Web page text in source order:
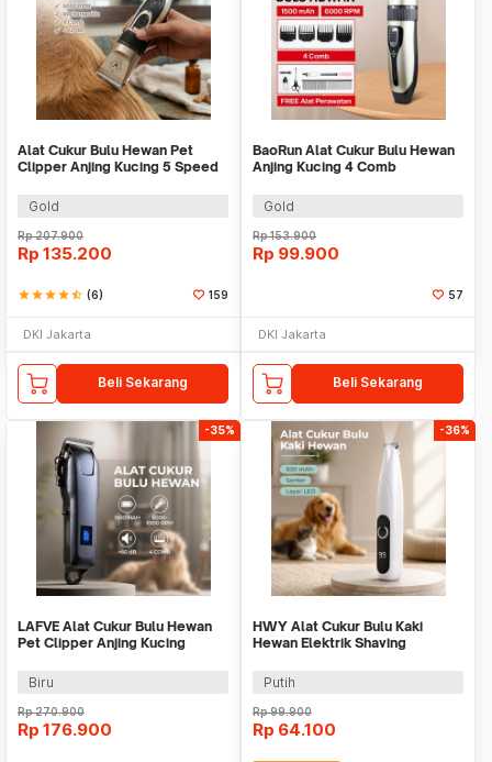
Alat Cukur Bulu Hewan Pet
Clipper Anjing Kucing 5 Speed
Gold
Rp207.900
Rp 135.200
starstarstarstarstar_half (6) 159
DKI Jakarta
Beli Sekarang
BaoRun Alat Cukur Bulu Hewan
Anjing Kucing 4 Comb
Gold
Rp153.900
Rp 99.900
57
DKI Jakarta
Beli Sekarang
-35%
LAFVE Alat Cukur Bulu Hewan
Pet Clipper Anjing Kucing
Biru
Rp270.900
Rp 176.900
-36%
HWY Alat Cukur Bulu Kaki
Hewan Elektrik Shaving
Putih
Rp99.900
Rp 64.100